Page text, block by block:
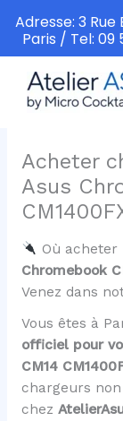
contenu
Acheter
Asus
Où
Chromebook
Venez dans
Vous êtes à
officiel pour
CM14
chargeurs
chez
Adresse: 3 Rue
Paris / Tel: 09